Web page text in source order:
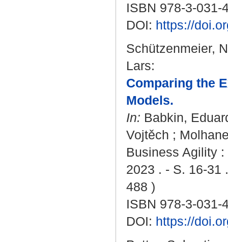
ISBN 978-3-031-
DOI: https://
Schützenmeier,
Lars:
Comparing the
Models.
In: Babkin,
Vojtěch ;
Business Agility
2023 . - S. 16-31
488 )
ISBN 978-3-031-
DOI: https://